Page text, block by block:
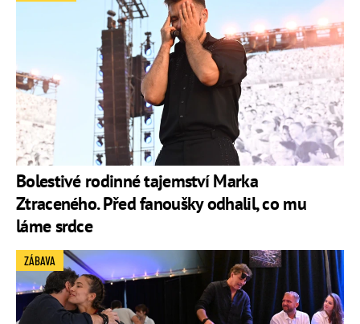
Bolestivé rodinné tajemství Marka
Ztraceného. Před fanoušky odhalil, co mu
láme srdce
ZÁBAVA